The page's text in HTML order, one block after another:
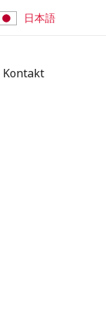
日本語
Kontakt